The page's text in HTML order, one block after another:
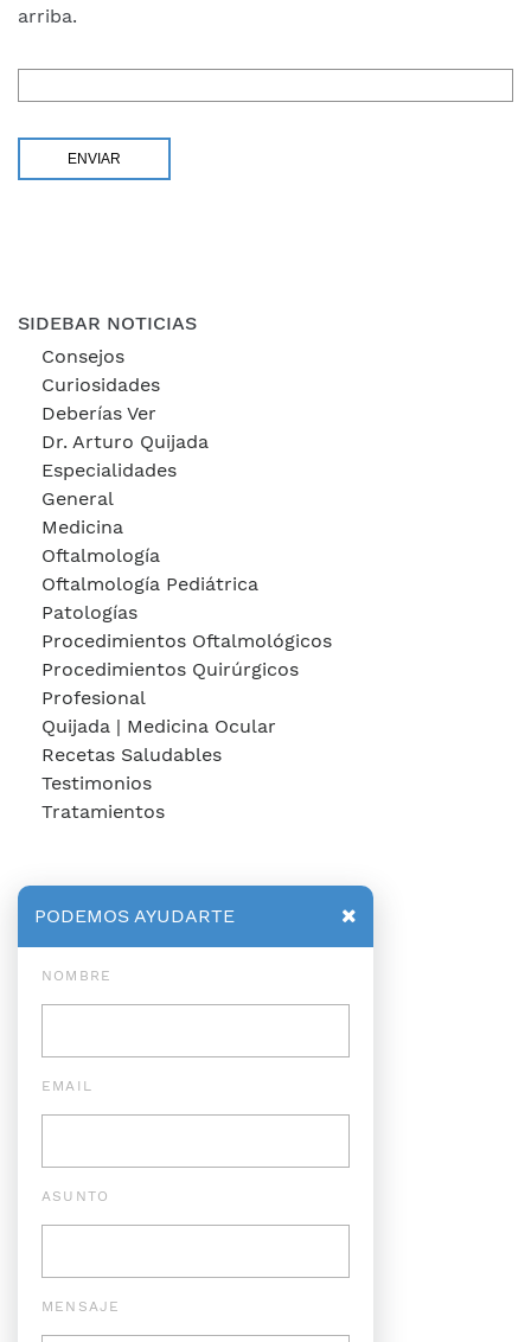
arriba.
SIDEBAR NOTICIAS
Consejos
Curiosidades
Deberías Ver
Dr. Arturo Quijada
Especialidades
General
Medicina
Oftalmología
Oftalmología Pediátrica
Patologías
Procedimientos Oftalmológicos
Procedimientos Quirúrgicos
Profesional
Quijada | Medicina Ocular
Recetas Saludables
Testimonios
Tratamientos
PODEMOS AYUDARTE
NOMBRE
EMAIL
ASUNTO
MENSAJE